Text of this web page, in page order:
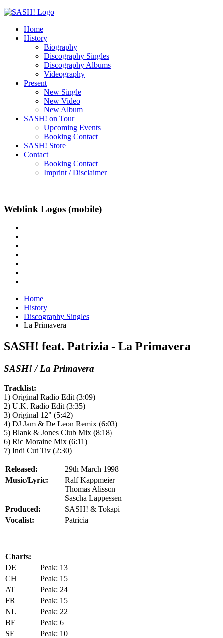
Home
History
Biography
Discography Singles
Discography Albums
Videography
Present
New Single
New Video
New Album
SASH! on Tour
Upcoming Events
Booking Contact
SASH! Store
Contact
Booking Contact
Imprint / Disclaimer
Weblink Logos (mobile)
Home
History
Discography Singles
La Primavera
SASH! feat. Patrizia - La Primavera
SASH! / La Primavera
Tracklist:
1) Original Radio Edit (3:09)
2) U.K. Radio Edit (3:35)
3) Original 12" (5:42)
4) DJ Jam & De Leon Remix (6:03)
5) Blank & Jones Club Mix (8:18)
6) Ric Moraine Mix (6:11)
7) Indi Cut Tiv (2:30)
Released:
29th March 1998
Music/Lyric:
Ralf Kappmeier
Thomas Alisson
Sascha Lappessen
Produced:
SASH! & Tokapi
Vocalist:
Patricia
Charts:
DE
Peak: 13
CH
Peak: 15
AT
Peak: 24
FR
Peak: 15
NL
Peak: 22
BE
Peak: 6
SE
Peak: 10